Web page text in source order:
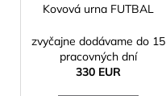
Kovová urna FUTBAL
zvyčajne dodávame do 15
pracovných dní
330 EUR